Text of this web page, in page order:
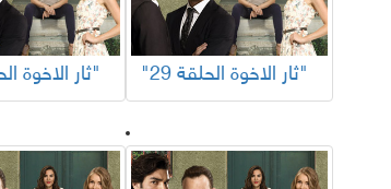
"ثار الاخوة الحلقة 29" "ثار الاخوة الحلقة 28"